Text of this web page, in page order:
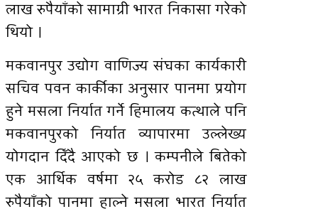
लाख रुपैयाँको सामाग्री भारत निकासा गरेको
थियो ।
मकवानपुर उद्योग वाणिज्य संघका कार्यकारी
सचिव पवन कार्कीका अनुसार पानमा प्रयोग
हुने मसला निर्यात गर्ने हिमालय कत्थाले पनि
मकवानपुरको निर्यात व्यापारमा उल्लेख्य
योगदान दिँदै आएको छ । कम्पनीले बितेको
एक आर्थिक वर्षमा २५ करोड ८२ लाख
रुपैयाँको पानमा हाल्ने मसला भारत निर्यात